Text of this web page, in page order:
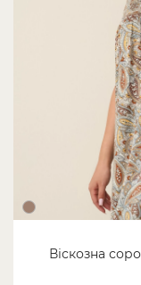
Віскозна